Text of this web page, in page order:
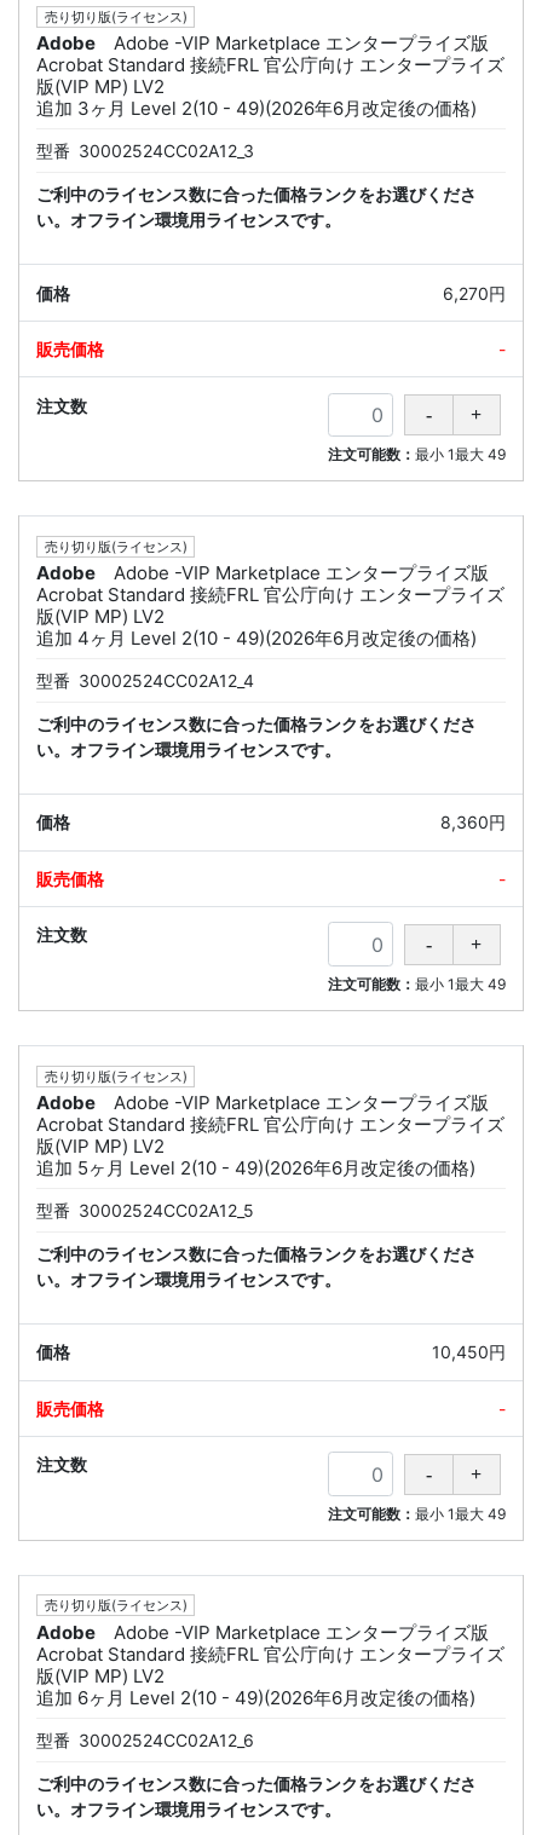
売り切り版(ライセンス)
Adobe
Adobe -VIP Marketplace エンタープライズ版
Acrobat Standard 接続FRL 官公庁向け エンタープライズ
版(VIP MP) LV2
追加 3ヶ月 Level 2(10 - 49)(2026年6月改定後の価格)
型番 30002524CC02A12_3
ご利中のライセンス数に合った価格ランクをお選びくださ
い。オフライン環境用ライセンスです。
6,270円
-
注文可能数： 最小 1最大 49
売り切り版(ライセンス)
Adobe
Adobe -VIP Marketplace エンタープライズ版
Acrobat Standard 接続FRL 官公庁向け エンタープライズ
版(VIP MP) LV2
追加 4ヶ月 Level 2(10 - 49)(2026年6月改定後の価格)
型番 30002524CC02A12_4
ご利中のライセンス数に合った価格ランクをお選びくださ
い。オフライン環境用ライセンスです。
8,360円
-
注文可能数： 最小 1最大 49
売り切り版(ライセンス)
Adobe
Adobe -VIP Marketplace エンタープライズ版
Acrobat Standard 接続FRL 官公庁向け エンタープライズ
版(VIP MP) LV2
追加 5ヶ月 Level 2(10 - 49)(2026年6月改定後の価格)
型番 30002524CC02A12_5
ご利中のライセンス数に合った価格ランクをお選びくださ
い。オフライン環境用ライセンスです。
10,450円
-
注文可能数： 最小 1最大 49
売り切り版(ライセンス)
Adobe
Adobe -VIP Marketplace エンタープライズ版
Acrobat Standard 接続FRL 官公庁向け エンタープライズ
版(VIP MP) LV2
追加 6ヶ月 Level 2(10 - 49)(2026年6月改定後の価格)
型番 30002524CC02A12_6
ご利中のライセンス数に合った価格ランクをお選びくださ
い。オフライン環境用ライセンスです。